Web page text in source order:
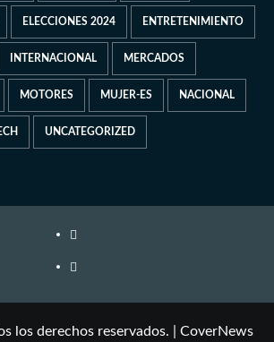
ELECCIONES 2024 ENTRETENIMIENTO
INTERNACIONAL MERCADOS
MOTORES MUJER-ES NACIONAL
UNCATEGORIZED
los derechos reservados.
CoverNews